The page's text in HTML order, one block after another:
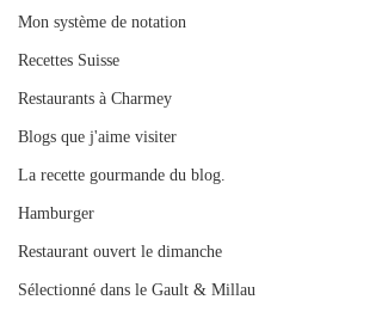
Mon système de notation
Recettes Suisse
Restaurants à Charmey
Blogs que j'aime visiter
La recette gourmande du blog.
Hamburger
Restaurant ouvert le dimanche
Sélectionné dans le Gault & Millau